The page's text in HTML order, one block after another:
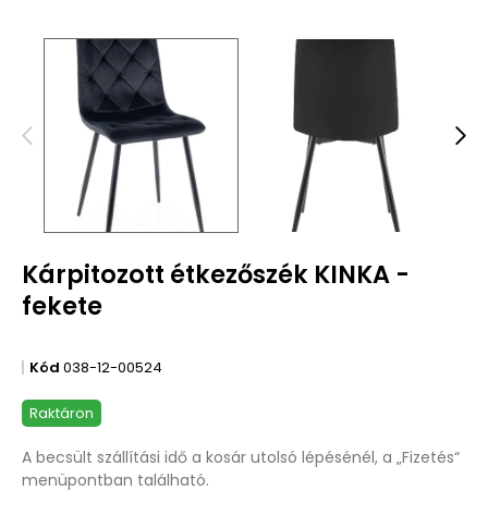
Kárpitozott étkezőszék KINKA -
fekete
Kód 038-12-00524
Raktáron
A becsült szállítási idő a kosár utolsó lépésénél, a „Fizetés“
menüpontban található.